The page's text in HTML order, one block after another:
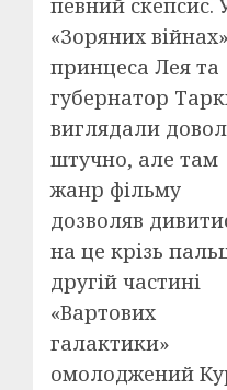
певний скепсис.
«Зоряних війнах»
принцеса Лея та
губернатор
виглядали
штучно, але там
жанр фільму
дозволяв
на це крізь
другій частині
«Вартових
галактики»
омолоджений